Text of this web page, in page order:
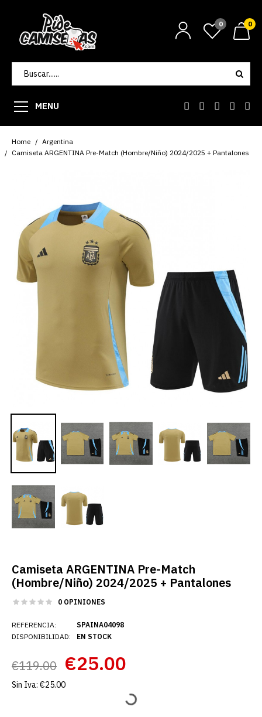
0 0
MENU
Home
Argentina
Camiseta ARGENTINA Pre-Match (Hombre/Niño) 2024/2025 + Pantalones
Camiseta ARGENTINA Pre-Match
(Hombre/Niño) 2024/2025 + Pantalones
0 OPINIONES
REFERENCIA:
DISPONIBILIDAD:
SPAINA04098
EN STOCK
€119.00 €25.00
Sin Iva: €25.00